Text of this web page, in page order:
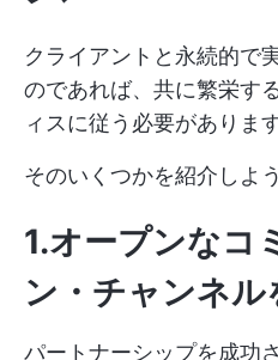
クライアントと永続的で
のであれば、共に繁栄す
ィスに従う必要があります
そのいくつかを紹介しよ
1.オープンなコ
ン・チャンネル
パートナーシップを成功